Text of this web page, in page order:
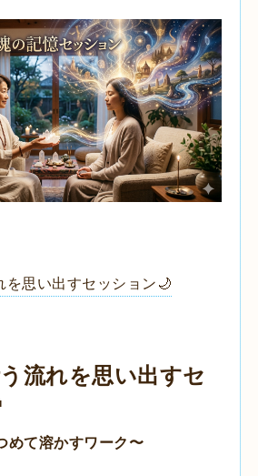
を思い出すセッション🌙
流れを思い出すセ
めて溶かすワーク〜